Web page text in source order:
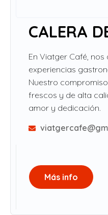
CALERA
En Viatger Café,
experiencias
Nuestro
frescos y de alta
amor y dedicación.
Más info